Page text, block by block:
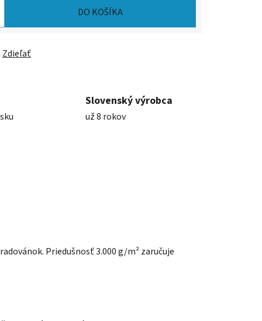
DO KOŠÍKA
Zdieľať
Slovenský výrobca
už 8 rokov
Priedušnosť 3.000 g/m² zaručuje